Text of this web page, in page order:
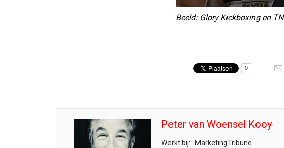
Beeld: Glory Kickboxing en TN
0
Peter van Woensel Kooy
Werkt bij:
MarketingTribune